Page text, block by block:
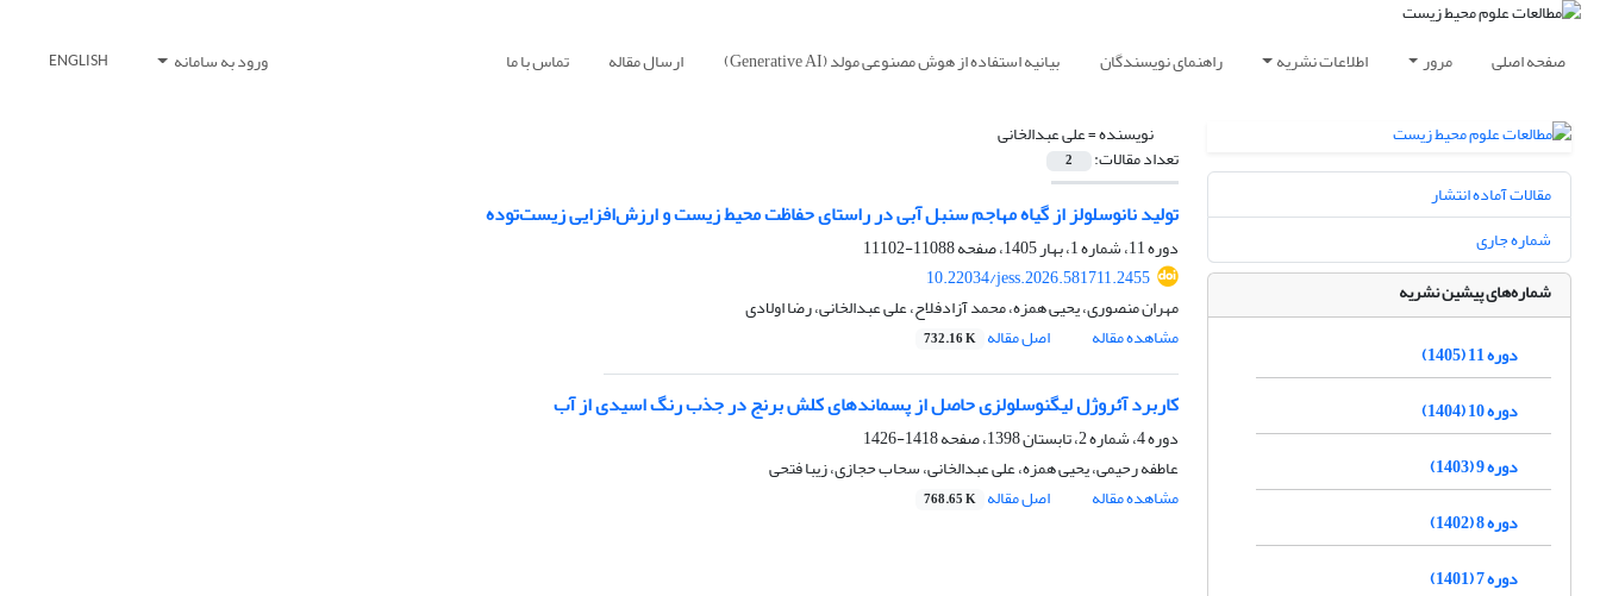
صفحه اصلی مرور اطلاعات نشریه راهنمای نویسندگان بیانیه استفاده از هوش مصنوعی مولد (Generative AI) ارسال مقاله تماس با ما ورود به سامانه ENGLISH
نویسنده =علی عبدالخانی
تعداد مقالات: 2
تولید نانوسلولز از گیاه مهاجم سنبل آبی در راستای حفاظت محیط زیست و ارزش‌افزایی زیست‌توده
دوره 11، شماره 1، بهار 1405، صفحه
11088-11102
10.22034/jess.2026.581711.2455
مهران منصوری، یحیی همزه، محمد آزادفلاح، علی عبدالخانی، رضا اولادی
مشاهده مقاله
اصل مقاله 732.16 K
کاربرد آئروژل لیگنوسلولزی حاصل از پسماندهای کلش برنج در جذب رنگ اسیدی از آب
دوره 4، شماره 2، تابستان 1398، صفحه
1418-1426
عاطفه رحیمی، یحیی همزه، علی عبدالخانی، سحاب حجازی، زیبا فتحی
مشاهده مقاله
اصل مقاله 768.65 K
مقالات آماده انتشار
شماره جاری
شماره‌های پیشین نشریه
دوره 11 (1405)
دوره 10 (1404)
دوره 9 (1403)
دوره 8 (1402)
دوره 7 (1401)